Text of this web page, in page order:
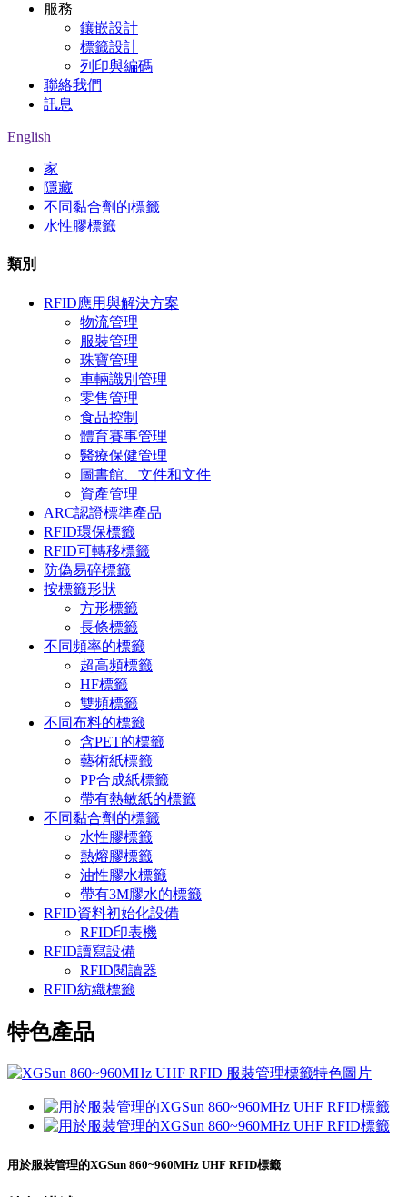
服務
鑲嵌設計
標籤設計
列印與編碼
聯絡我們
訊息
English
家
隱藏
不同黏合劑的標籤
水性膠標籤
類別
RFID應用與解決方案
物流管理
服裝管理
珠寶管理
車輛識別管理
零售管理
食品控制
體育賽事管理
醫療保健管理
圖書館、文件和文件
資產管理
ARC認證標準產品
RFID環保標籤
RFID可轉移標籤
防偽易碎標籤
按標籤形狀
方形標籤
長條標籤
不同頻率的標籤
超高頻標籤
HF標籤
雙頻標籤
不同布料的標籤
含PET的標籤
藝術紙標籤
PP合成紙標籤
帶有熱敏紙的標籤
不同黏合劑的標籤
水性膠標籤
熱熔膠標籤
油性膠水標籤
帶有3M膠水的標籤
RFID資料初始化設備
RFID印表機
RFID讀寫設備
RFID閱讀器
RFID紡織標籤
特色產品
用於服裝管理的XGSun 860~960MHz UHF RFID標籤